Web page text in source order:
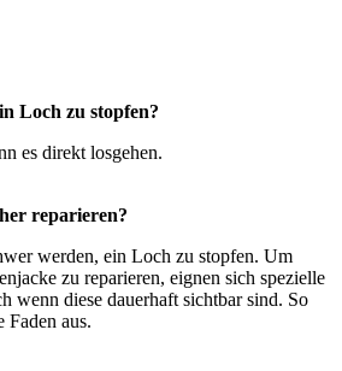
Loch zu stopfen?
es direkt losgehen.
reparieren?
werden, ein Loch zu stopfen. Um
zu reparieren, eignen sich spezielle
wenn diese dauerhaft sichtbar sind. So
Faden aus.